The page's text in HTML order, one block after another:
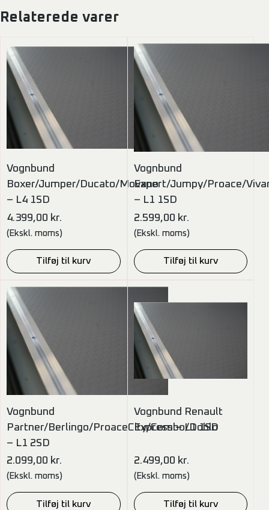
Relaterede varer
Vognbund
Boxer/Jumper/Ducato/Movano
– L4 1SD
4.399,00 kr.
(Ekskl. moms)
Tilføj til kurv
Vognbund
Expert/Jumpy/Proace/
– L1 1SD
2.599,00 kr.
(Ekskl. moms)
Tilføj til kurv
Vognbund
Partner/Berlingo/ProaceCity/Combo/Doblo
– L1 2SD
2.099,00 kr.
(Ekskl. moms)
Tilføj til kurv
Vognbund Renault
Express – L1 1SD
2.499,00 kr.
(Ekskl. moms)
Tilføj til kurv